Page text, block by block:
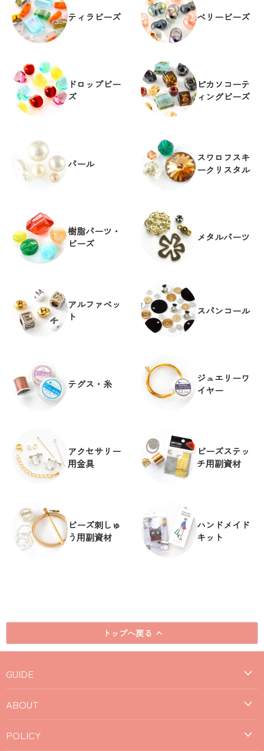
ティラビーズ ベリービーズ
ドロップビー
ズ
ピカソコーテ
ィングビーズ
パール
スワロフスキ
ークリスタル
樹脂パーツ・
ビーズ
メタルパーツ
アルファベッ
ト
スパンコール
テグス・糸
ジュエリーワ
イヤー
アクセサリー
用金具
ビーズステッ
チ用副資材
ビーズ刺しゅ
う用副資材
ハンドメイド
キット
トップへ戻る
GUIDE
ABOUT
POLICY